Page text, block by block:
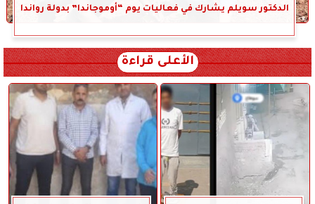
الدكتور سويلم يشارك في فعاليات يوم “أوموجاندا” بدولة رواندا
الأعلى قراءة